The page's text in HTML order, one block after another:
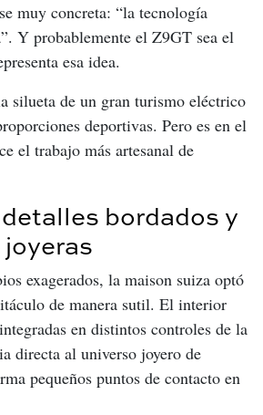
muy concreta: “la tecnología
Y probablemente el Z9GT sea el
esa idea.
silueta de un gran turismo eléctrico
deportivas. Pero es en el
el trabajo más artesanal de
bordados y
exagerados, la maison suiza optó
de manera sutil. El interior
en distintos controles de la
directa al universo joyero de
pequeños puntos de contacto en